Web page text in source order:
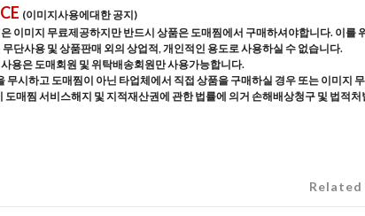
(이미지사용에대한 공지)
이미지 무료제공하지만 반드시 상품은 도매찜에서 구매하셔야합니다. 이를
무단사용 및 상품판매 외의 상업적, 개인적인 용도로 사용하실 수 없습니다.
용은 도매회원 및 위탁배송회원만 사용가능합니다.
무시하고 도매찜이 아닌 타업체에서 직접 상품을 구매하실 경우 또는 이미지
도매찜 서비스해지 및 지적재산권에 관한 법률에 의거 손해배상청구 및 법적처